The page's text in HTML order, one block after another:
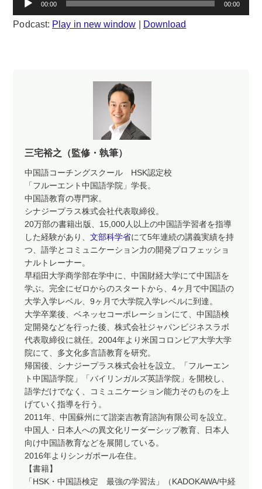
声
プ
00:00 00:00
Podcast: Play in new window Download
三宅裕之（監修・執筆）
中国語コーチングスクール HSK認定校
「フルーエント中国語学院」学長。
中国語教育の専門家。
シナジープラス株式会社代表取締役。
20万部の書籍出版、15,000人以上の中国語学習者を指導
した経験があり、文部科学省にて5年連続の講義実績を持
つ、語学とコミュニケーション力の開発プロフェッショ
ナルトレーナー。
早稲田大学商学部在学中に、中国財経大学にて中国語を
学ぶ。完全にゼロからのスタートから、4ヶ月で中国語の
大学入学レベル、9ヶ月で大学院入学レベルに到達。
大学卒業後、ベネッセコーポレーションにて、中国語検
定開発などを行った後、株式会社ジャパンビジネスラボ
代表取締役に就任。2004年より米国コロンビア大学大学
院にて、多文化多言語教育を研究。
帰国後、シナジープラス株式会社を設立。「フルーエン
ト中国語学院」「バイリンガルズ英語学院」を開校し、
語学だけでなく、コミュニケーション能力そのものを上
げていく指導を行う。
2011年、中国蘇州にて諧楽吉教育諮詢有限公司を設立。
中国人・日本人への異文化リーダーシップ教育、日本人
向け中国語教育などを展開している。
2016年よりシンガポール在住。
【書籍】
「HSK・中国語検定 最強の学習法」（KADOKAWA/中経